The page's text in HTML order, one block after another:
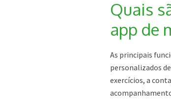
Quais
app de
As principais
personalizados
exercícios, a